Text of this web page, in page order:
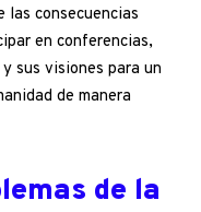
las consecuencias
en conferencias,
sus visiones para un
de manera
de la